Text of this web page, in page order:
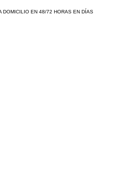
EN 48/72 HORAS EN DÍAS